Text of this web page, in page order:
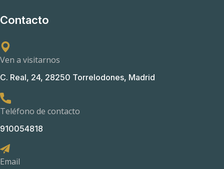
Contacto
Ven a visitarnos
C. Real, 24, 28250 Torrelodones, Madrid
Teléfono de contacto
910054818
Email